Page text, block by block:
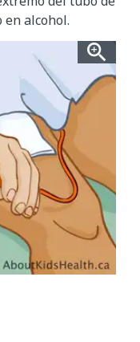
alcohol.